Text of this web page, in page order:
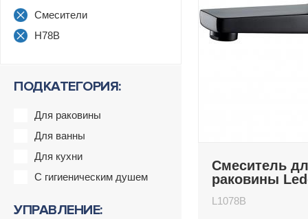
Смесители
H78B
ПОДКАТЕГОРИЯ:
Для раковины
Для ванны
Для кухни
С гигиеническим душем
УПРАВЛЕНИЕ:
Смеситель
раковины
L1078B